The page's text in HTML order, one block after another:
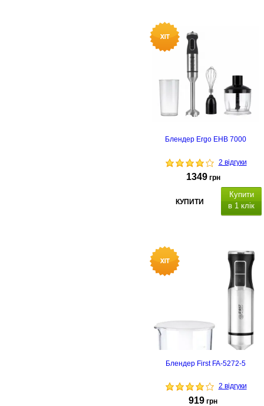
Блендер Ergo EHB 7000
2 відгуки
1349 грн
КУПИТИ
Купити
в 1 клік
Блендер First FA-5272-5
2 відгуки
919 грн